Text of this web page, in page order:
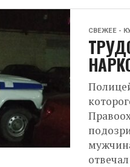
СВЕЖЕЕ -